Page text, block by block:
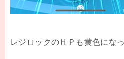
レジロックのＨＰも黄色にな